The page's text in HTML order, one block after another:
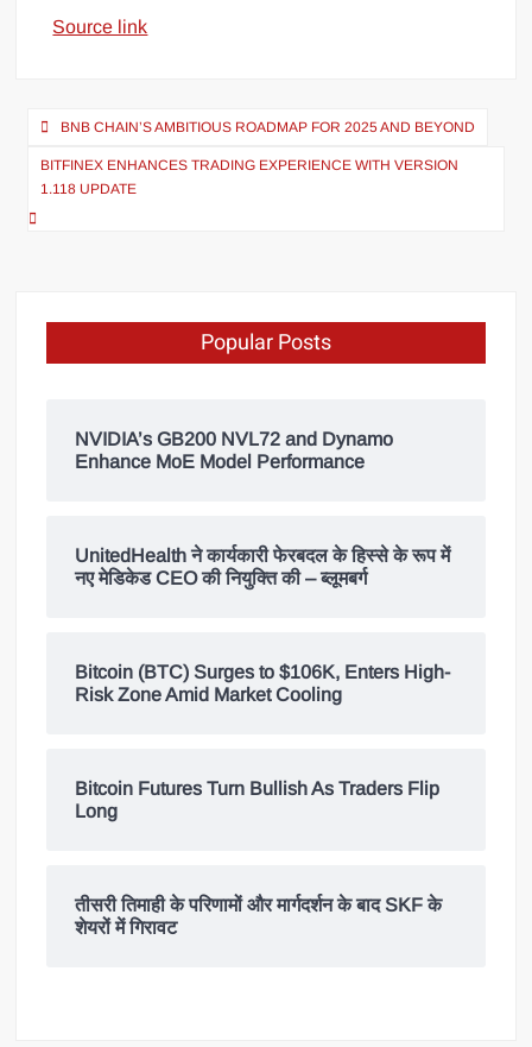
Source link
BNB CHAIN’S AMBITIOUS ROADMAP FOR 2025 AND BEYOND
BITFINEX ENHANCES TRADING EXPERIENCE WITH VERSION
1.118 UPDATE
Popular Posts
NVIDIA’s GB200 NVL72 and Dynamo
Enhance MoE Model Performance
UnitedHealth ने कार्यकारी फेरबदल के हिस्से के रूप में
नए मेडिकेड CEO की नियुक्ति की – ब्लूमबर्ग
Bitcoin (BTC) Surges to $106K, Enters High-
Risk Zone Amid Market Cooling
Bitcoin Futures Turn Bullish As Traders Flip
Long
तीसरी तिमाही के परिणामों और मार्गदर्शन के बाद SKF के
शेयरों में गिरावट